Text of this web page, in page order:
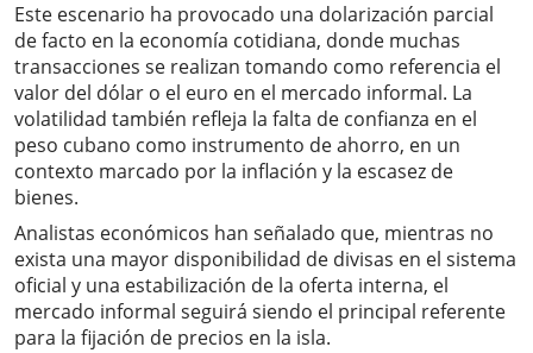
Este escenario ha provocado una dolarización parcial
de facto en la economía cotidiana, donde muchas
transacciones se realizan tomando como referencia el
valor del dólar o el euro en el mercado informal. La
volatilidad también refleja la falta de confianza en el
peso cubano como instrumento de ahorro, en un
contexto marcado por la inflación y la escasez de
bienes.
Analistas económicos han señalado que, mientras no
exista una mayor disponibilidad de divisas en el sistema
oficial y una estabilización de la oferta interna, el
mercado informal seguirá siendo el principal referente
para la fijación de precios en la isla.